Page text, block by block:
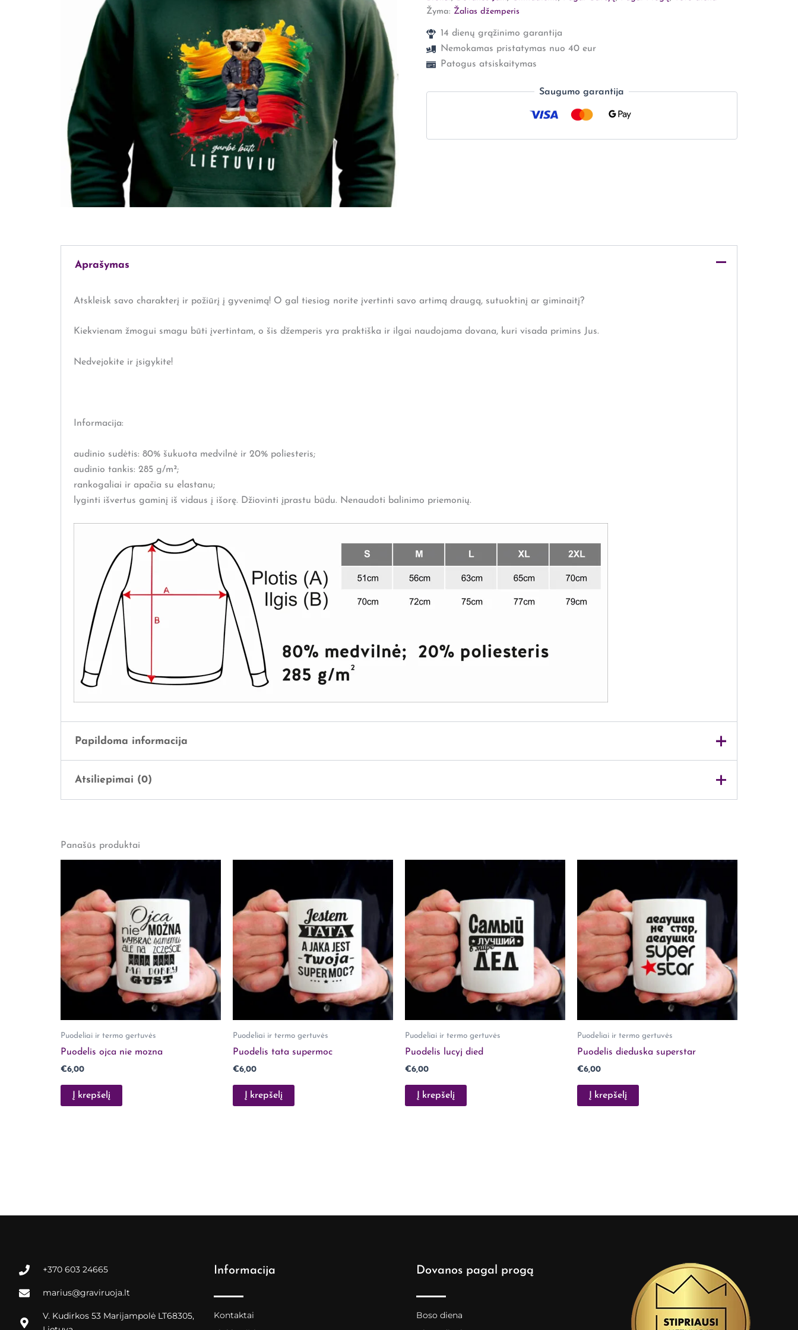
Žyma: Žalias džemperis
14 dienų grąžinimo garantija
Nemokamas pristatymas nuo 40 eur
Patogus atsiskaitymas
Saugumo garantija
Aprašymas
Atskleisk savo charakterį ir požiūrį į gyvenimą! O gal tiesiog norite įvertinti savo artimą draugą, sutuoktinį ar giminaitį?
Kiekvienam žmogui smagu būti įvertintam, o šis džemperis yra praktiška ir ilgai naudojama dovana, kuri visada primins Jus.
Nedvejokite ir įsigykite!
Informacija:
audinio sudėtis: 80% šukuota medvilnė ir 20% poliesteris;
audinio tankis: 285 g/m²;
rankogaliai ir apačia su elastanu;
lyginti išvertus gaminį iš vidaus į išorę. Džiovinti įprastu būdu. Nenaudoti balinimo priemonių.
Papildoma informacija
Svoris
Atsiliepimai (0)
Rašyti atsiliepimą gali tik prisijungę pirkėjai, kurie yra įsigiję šį produktą.
Panašūs produktai
Puodeliai ir termo gertuvės
Puodelis ojca nie mozna
€6,00
Į krepšelį
Puodeliai ir termo gertuvės
Puodelis tata supermoc
€6,00
Į krepšelį
Puodeliai ir termo gertuvės
Puodelis lucyj died
€6,00
Į krepšelį
Puodeliai ir termo gertuvės
Puodelis dieduska superstar
€6,00
Į krepšelį
+370 603 24665
marius@graviruoja.lt
V. Kudirkos 53 Marijampolė LT68305,
Informacija
Kontaktai
Dovanos pagal progą
Boso diena